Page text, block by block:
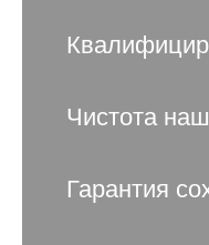
Чистота
Гарантия